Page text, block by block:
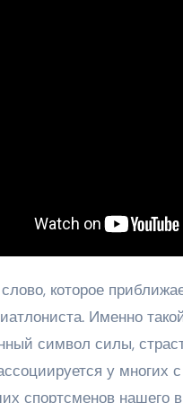
которое
Именно
символ силы,
у многих
спортсменов нашего